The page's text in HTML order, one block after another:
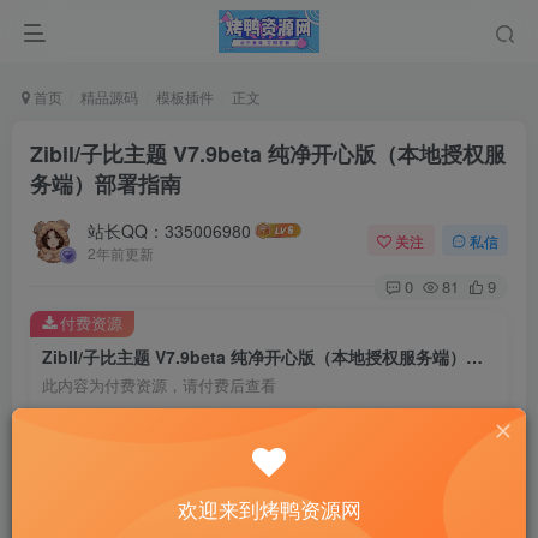
首页 精品源码 模板插件 正文
Zibll/子比主题 V7.9beta 纯净开心版（本地授权服
务端）部署指南
站长QQ：335006980
2年前更新
关注 私信
0 81 9
Zibll/子比主题 V7.9beta 纯净开心版（本地授权服务端）部署指南
此内容为付费资源，请付费后查看
5 10
立即购买
付费资源
欢迎来到烤鸭资源网